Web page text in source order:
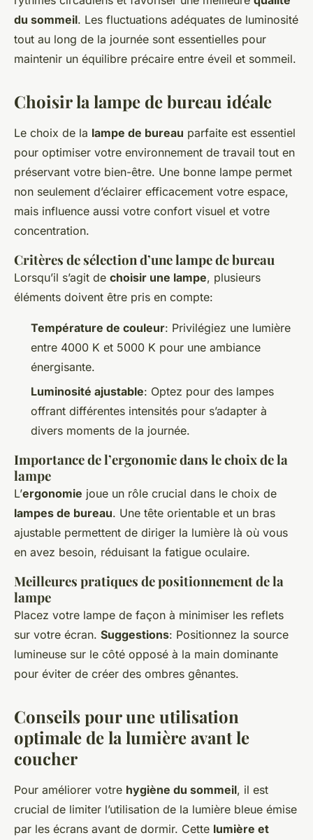
du sommeil. Les fluctuations adéquates de luminosité
tout au long de la journée sont essentielles pour
maintenir un équilibre précaire entre éveil et sommeil.
Choisir la lampe de bureau idéale
Le choix de la lampe de bureau parfaite est essentiel
pour optimiser votre environnement de travail tout en
préservant votre bien-être. Une bonne lampe permet
non seulement d’éclairer efficacement votre espace,
mais influence aussi votre confort visuel et votre
concentration.
Critères de sélection d’une lampe de bureau
Lorsqu’il s’agit de choisir une lampe, plusieurs
éléments doivent être pris en compte:
Température de couleur: Privilégiez une lumière
entre 4000 K et 5000 K pour une ambiance
énergisante.
Luminosité ajustable: Optez pour des lampes
offrant différentes intensités pour s’adapter à
divers moments de la journée.
Importance de l’ergonomie dans le choix de la
lampe
L’ergonomie joue un rôle crucial dans le choix de
lampes de bureau. Une tête orientable et un bras
ajustable permettent de diriger la lumière là où vous
en avez besoin, réduisant la fatigue oculaire.
Meilleures pratiques de positionnement de la
lampe
Placez votre lampe de façon à minimiser les reflets
sur votre écran. Suggestions: Positionnez la source
lumineuse sur le côté opposé à la main dominante
pour éviter de créer des ombres gênantes.
Conseils pour une utilisation
optimale de la lumière avant le
coucher
Pour améliorer votre hygiène du sommeil, il est
crucial de limiter l’utilisation de la lumière bleue émise
par les écrans avant de dormir. Cette lumière et